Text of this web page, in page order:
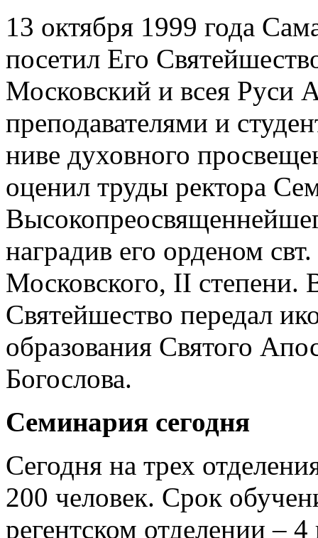
13 октября 1999 года
посетил Его
Московский и всея Руси
преподавателями и
ниве духовного
оценил труды ректора
наградив его орденом
Московского, II степени.
Святейшество передал
образования Святого
Богослова.
Семинария сегодня
Сегодня на трех
200 человек. Срок
регентском отделении – 4